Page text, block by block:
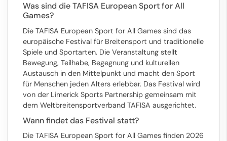
Was sind die TAFISA European Sport for All
Games?
Die TAFISA European Sport for All Games sind das
europäische Festival für Breitensport und traditionelle
Spiele und Sportarten. Die Veranstaltung stellt
Bewegung, Teilhabe, Begegnung und kulturellen
Austausch in den Mittelpunkt und macht den Sport
für Menschen jeden Alters erlebbar. Das Festival wird
von der Limerick Sports Partnership gemeinsam mit
dem Weltbreitensportverband TAFISA ausgerichtet.
Wann findet das Festival statt?
Die TAFISA European Sport for All Games finden 2026